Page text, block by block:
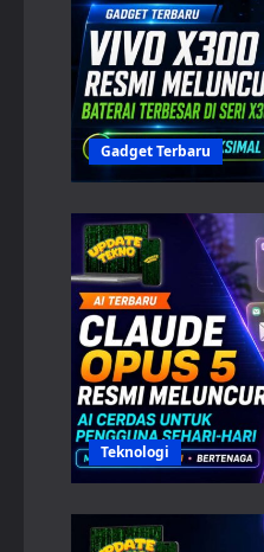
Gadget Terbaru
Teknologi